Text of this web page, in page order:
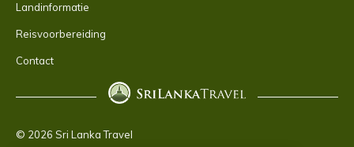
Landinformatie
Reisvoorbereiding
Contact
© 2026 Sri Lanka Travel